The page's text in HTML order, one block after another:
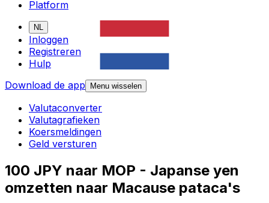
Platform
NL
Inloggen
Registreren
Hulp
Download de app
Menu wisselen
Valutaconverter
Valutagrafieken
Koersmeldingen
Geld versturen
100 JPY naar MOP - Japanse yen
omzetten naar Macause pataca's